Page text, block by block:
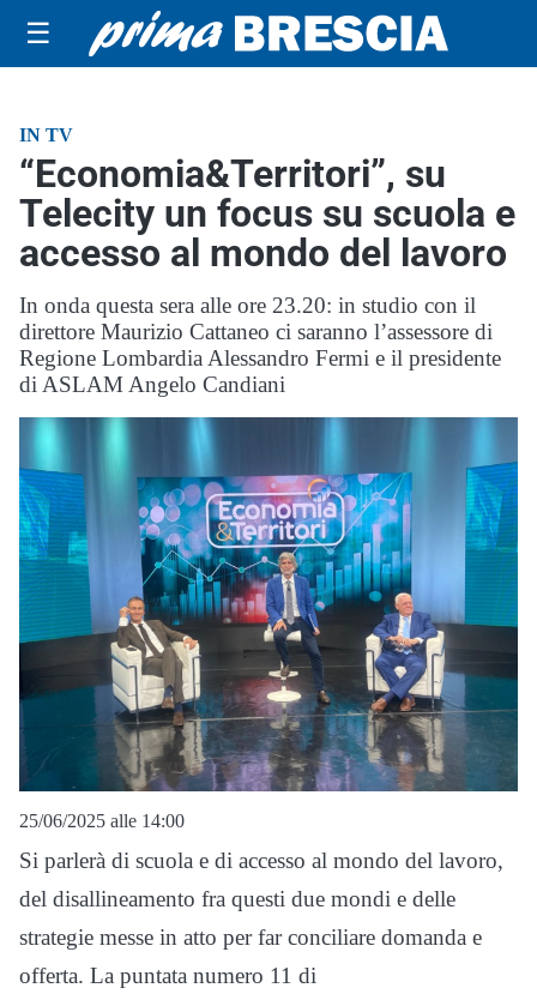
☰
IN TV
“Economia&Territori”, su
Telecity un focus su scuola e
accesso al mondo del lavoro
In onda questa sera alle ore 23.20: in studio con il
direttore Maurizio Cattaneo ci saranno l’assessore di
Regione Lombardia Alessandro Fermi e il presidente
di ASLAM Angelo Candiani
25/06/2025 alle 14:00
Si parlerà di scuola e di accesso al mondo del lavoro,
del disallineamento fra questi due mondi e delle
strategie messe in atto per far conciliare domanda e
offerta. La puntata numero 11 di